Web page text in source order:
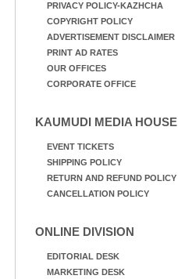
PRIVACY POLICY-KAZHCHA
COPYRIGHT POLICY
ADVERTISEMENT DISCLAIMER
PRINT AD RATES
OUR OFFICES
CORPORATE OFFICE
KAUMUDI MEDIA HOUSE
EVENT TICKETS
SHIPPING POLICY
RETURN AND REFUND POLICY
CANCELLATION POLICY
ONLINE DIVISION
EDITORIAL DESK
MARKETING DESK